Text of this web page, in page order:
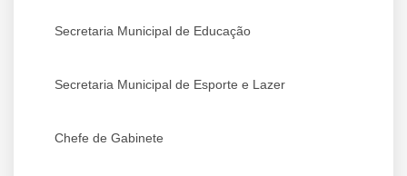
Secretaria Municipal de Educação
Secretaria Municipal de Esporte e Lazer
Chefe de Gabinete